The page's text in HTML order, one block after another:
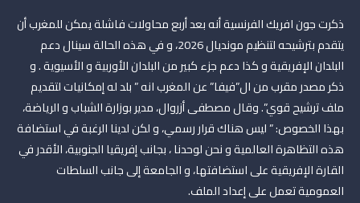
ذكرت جون افريك الفرنسية أنه بعد أربع محاولات فاشلة يمكن للمغرب أن
يتقدم بترشيحه لتنظيم مونديال 2026، و في هذه الحالة سينال دعم
البلدان الإفريقية و كذا دعم جزء كبير من البلدان الأوربية و الأسيوية . و
ذكر مصدر مقرب من ال”فيفا” عن المغرب انه ” بلد له إمكانيات لتقديم
ملف ترشيح قوي”. وقال مصطفى أزروال، مدير بوزارة الشباب و الرياضة،
بهذا الخصوص: ” ليس هناك قرار رسمي، و لكن لدينا الرغبة في استضافة
هذه التظاهرة العالمية و نحن لوحدنا ، بجانب إفريقيا الجنوبية، الأقدر في
القارة الإفريقية على استضافتها، و الجامعة إلى جانب السلطات
العمومية تعمل على إعداد الملف.